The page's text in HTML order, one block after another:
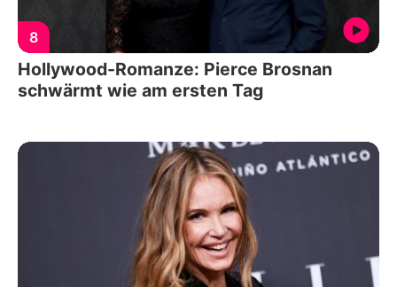
8
Hollywood-Romanze: Pierce Brosnan
schwärmt wie am ersten Tag